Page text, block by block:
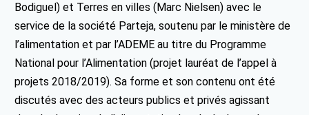
Bodiguel) et Terres en villes (Marc Nielsen) avec le
service de la société Parteja, soutenu par le ministère de
l’alimentation et par l’ADEME au titre du Programme
National pour l’Alimentation (projet lauréat de l’appel à
projets 2018/2019). Sa forme et son contenu ont été
discutés avec des acteurs publics et privés agissant